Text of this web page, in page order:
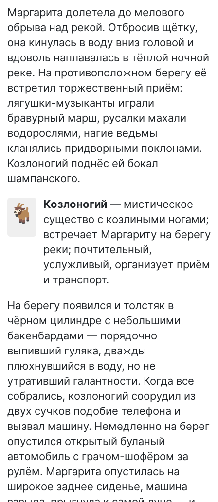
Маргарита долетела до мелового
обрыва над рекой. Отбросив щётку,
она кинулась в воду вниз головой и
вдоволь наплавалась в тёплой ночной
реке. На противоположном берегу её
встретил торжественный приём:
лягушки-музыканты играли
бравурный марш, русалки махали
водорослями, нагие ведьмы
кланялись придворными поклонами.
Козлоногий поднёс ей бокал
шампанского.
🐐 Козлоногий — мистическое
существо с козлиными ногами;
встречает Маргариту на берегу
реки; почтительный,
услужливый, организует приём
и транспорт.
На берегу появился и толстяк в
чёрном цилиндре с небольшими
бакенбардами — порядочно
выпивший гуляка, дважды
плюхнувшийся в воду, но не
утративший галантности. Когда все
собрались, козлоногий соорудил из
двух сучков подобие телефона и
вызвал машину. Немедленно на берег
опустился открытый буланый
автомобиль с грачом-шофёром за
рулём. Маргарита опустилась на
широкое заднее сиденье, машина